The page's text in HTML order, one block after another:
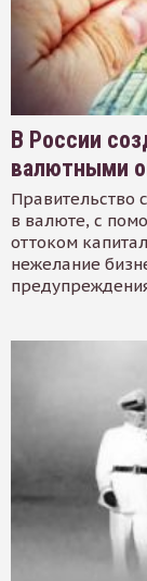
В России
валютными
Правительство
в валюте, с
оттоком
нежелание